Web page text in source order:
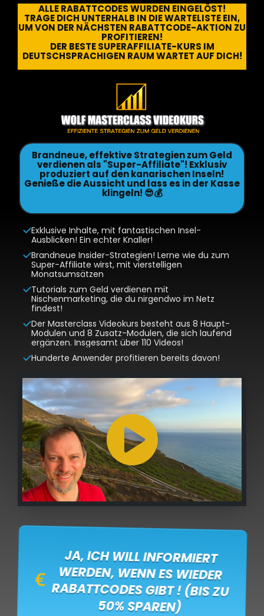
ALLE RABATTCODES WURDEN EINGELÖST!
TRAGE DICH UNTERHALB IN DIE WARTELISTE EIN,
UM VON DER NÄCHSTEN RABATTCODE-AKTION ZU
PROFITIEREN!
DER BESTE SUPERAFFILIATE-KURS IM
DEUTSCHSPRACHIGEN RAUM WARTET AUF DICH!
Brandneue, effektive Strategien zum Geld
verdienen als "Super-Affiliate"! Exklusiv
produziert auf den kanarischen Inseln!
Genieße die Aussicht und lass es in der Kasse
klingeln! 😎💰
Exklusive Inhalte, mit fantastischen Insel-
Ausblicken! Ein echter Knaller!
Brandneue Insider-Strategien! Lerne wie du zum
Super-Affiliate wirst, mit vierstelligen
Monatsumsätzen
Tutorials zum Geld verdienen mit
Nischenmarketing, die du nirgendwo im Netz
findest!
Der Masterclass Videokurs besteht aus 8 Haupt-
Modulen und 8 Zusatz-Modulen, die sich laufend
ergänzen. Insgesamt über 110 Videos!
Hunderte Anwender profitieren bereits davon!
Klicke hier, um Statistiken-Cookies zu
akzeptieren und diesen Inhalt zu aktivieren
JA, ICH WILL INFORMIERT
WERDEN, WENN ES WIEDER
RABATTCODES GIBT ! (BIS ZU
50% SPAREN)